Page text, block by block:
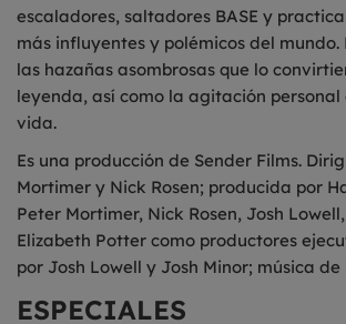
escaladores, saltadores BASE y
más influyentes y polémicos del mundo.
las hazañas asombrosas que lo
leyenda, así como la agitación personal
vida.
Es una producción de Sender Films.
Mortimer y Nick Rosen; producida por
Peter Mortimer, Nick Rosen, Josh
Elizabeth Potter como productores
por Josh Lowell y Josh Minor; música de
ESPECIALES